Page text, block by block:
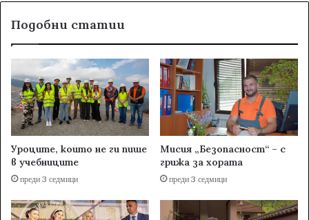
Подобни статии
Уроците, които не ги пише
в учебниците
преди 3 седмици
Мисия „Безопасност“ – с
грижа за хората
преди 3 седмици